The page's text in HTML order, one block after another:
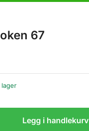
67
lager
Legg i handlekurv